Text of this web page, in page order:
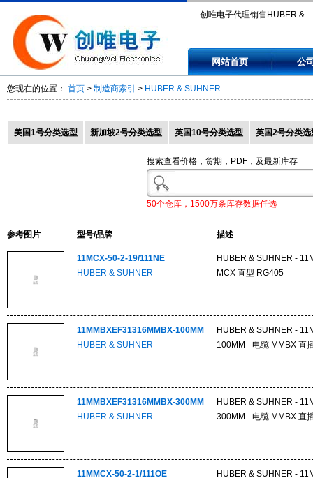
创唯电子代理销售HUBER &
11MMBXEF31316MMBX-
11MMBXEF31316MMBX-
网站首页 公
您现在的位置： 首页 > 制造商索引 > HUBER & SUHNER
美国1号分类选型 新加坡2号分类选型 英国10号分类选型 英国2号分类选
搜索查看价格，货期，PDF，及最新库存
50个仓库，1500万条库存数据任选
参考图片 型号/品牌 描述
11MCX-50-2-19/111NE
HUBER & SUHNER
HUBER & SUHNER -
MCX 直型 RG405
11MMBXEF31316MMBX-100MM
HUBER & SUHNER
HUBER & SUHNER -
100MM - 电缆 MMBX 直
11MMBXEF31316MMBX-300MM
HUBER & SUHNER
HUBER & SUHNER -
300MM - 电缆 MMBX 直
11MMCX-50-2-1/111OE
HUBER & SUHNER -